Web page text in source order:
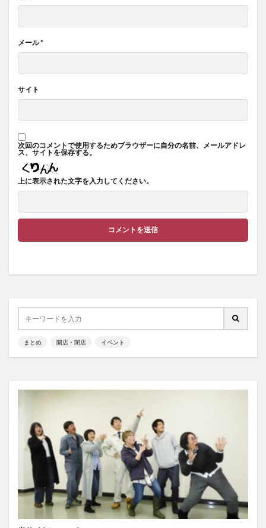
メール*
サイト
次回のコメントで使用するためブラウザーに自分の名前、メールアドレ
ス、サイトを保存する。
上に表示された文字を入力してください。
まとめ 開店・閉店 イベント